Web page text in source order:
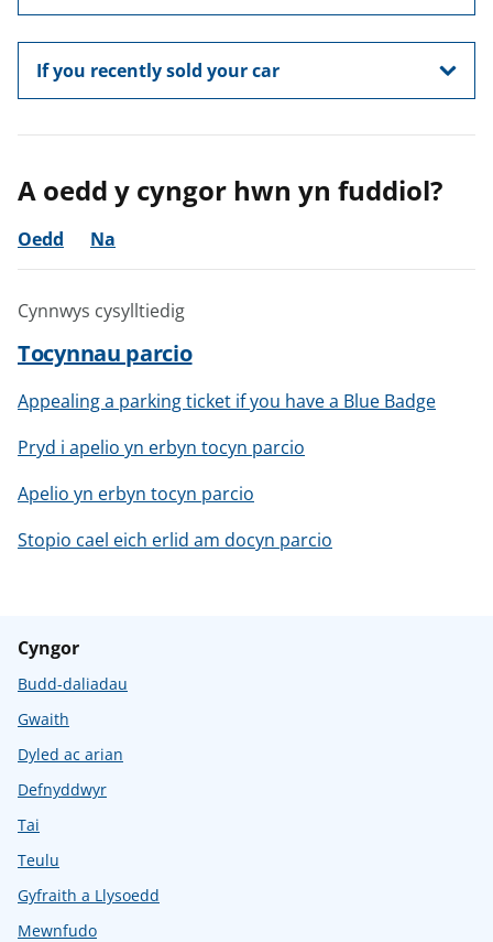
If you recently sold your car
A oedd y cyngor hwn yn fuddiol?
Oedd Na
Cynnwys cysylltiedig
Tocynnau parcio
Appealing a parking ticket if you have a Blue Badge
Pryd i apelio yn erbyn tocyn parcio
Apelio yn erbyn tocyn parcio
Stopio cael eich erlid am docyn parcio
Cyngor
Budd-daliadau
Gwaith
Dyled ac arian
Defnyddwyr
Tai
Teulu
Gyfraith a Llysoedd
Mewnfudo